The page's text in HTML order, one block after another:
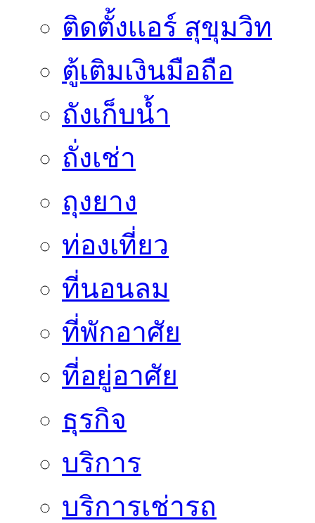
ติดตั้งเเอร์ สุขุมวิท
ตู้เติมเงินมือถือ
ถังเก็บน้ำ
ถั่งเช่า
ถุงยาง
ท่องเที่ยว
ที่นอนลม
ที่พักอาศัย
ที่อยู่อาศัย
ธุรกิจ
บริการ
บริการเช่ารถ